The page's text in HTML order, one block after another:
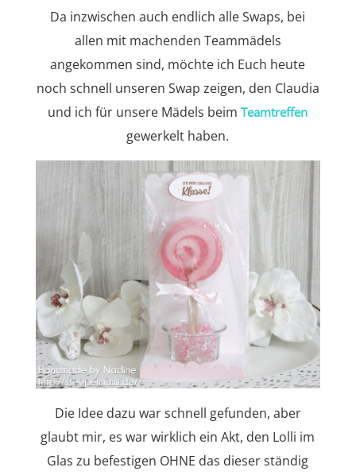
Da inzwischen auch endlich alle Swaps, bei
allen mit machenden Teammädels
angekommen sind, möchte ich Euch heute
noch schnell unseren Swap zeigen, den Claudia
und ich für unsere Mädels beimTeamtreffen
gewerkelt haben.
Die Idee dazu war schnell gefunden, aber
glaubt mir, es war wirklich ein Akt, den Lolli im
Glas zu befestigen OHNE das dieser ständig